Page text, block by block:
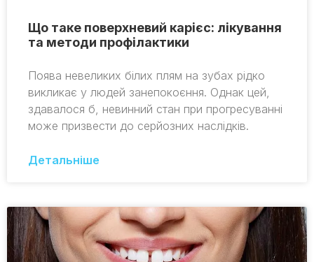
Що таке поверхневий карієс: лікування
та методи профілактики
Поява невеликих білих плям на зубах рідко
викликає у людей занепокоєння. Однак цей,
здавалося б, невинний стан при прогресуванні
може призвести до серйозних наслідків.
Детальніше